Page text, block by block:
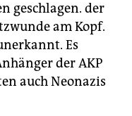
geschlagen. der
am Kopf.
Es
der AKP
auch Neonazis